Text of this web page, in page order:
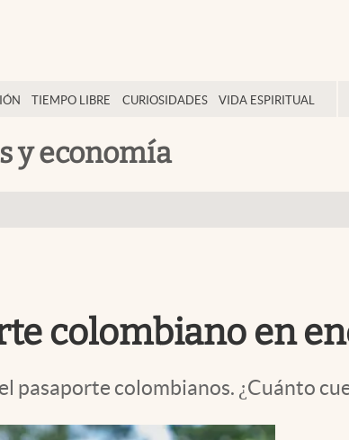
TIEMPO LIBRE CURIOSIDADES VIDA ESPIRITUAL
y economía
colombiano en
pasaporte colombianos. ¿Cuánto